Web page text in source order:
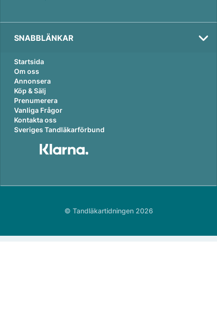
SNABBLÄNKAR
Startsida
Om oss
Annonsera
Köp & Sälj
Prenumerera
Vanliga Frågor
Kontakta oss
Sveriges Tandläkarförbund
© Tandläkartidningen 2026